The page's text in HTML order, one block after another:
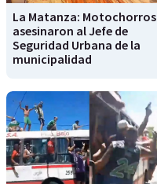
La Matanza: Motochorros
asesinaron al Jefe de
Seguridad Urbana de la
municipalidad